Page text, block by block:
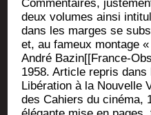
Com­men­taires,
deux volumes ain­si
dans les marges se
et, au fameux mon­tage
André Bazin[[France-
1958. Article repris
Libé­ra­tion à la Nou­velle
des Cahiers du ciné­ma,